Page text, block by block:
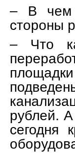
– В чем
стороны
– Что
рублей. А
сегодня